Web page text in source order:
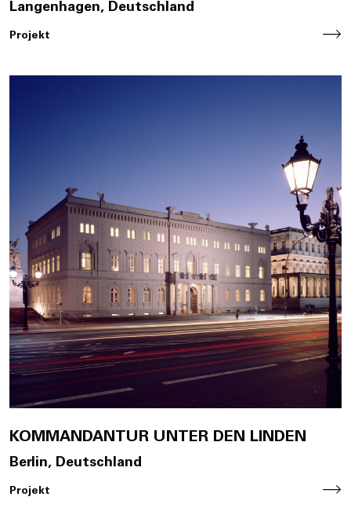
Langenhagen, Deutschland
Projekt
KOMMANDANTUR UNTER DEN LINDEN
Berlin, Deutschland
Projekt